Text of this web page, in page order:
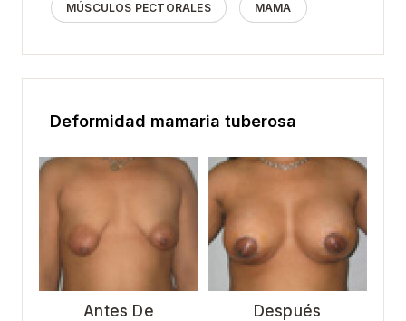
MÚSCULOS PECTORALES MAMA
Deformidad mamaria tuberosa
Antes De
Después